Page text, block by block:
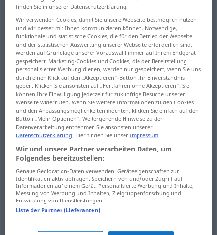
Übersicht aller Übersetzungen
(Für mehr Details die Übersetzung anklicken/antippen)
élargir, étendre, agrandir, enrichir, dilater
élargir erweitern
étendre erweiterna. Gebiet
agrandir erweitern Geschäft
enrichir erweitern Kenntnisse
dilater erweitern PHYS MED
finden Sie in unserer Datenschutzerklärung.
Wir verwenden Cookies, damit Sie unsere Webseite bestmöglich nutzen
und wir besser mit Ihnen kommunizieren können. Notwendige,
funktionale und statistische Cookies, die für den Betrieb der Webseite
und der statistischen Auswertung unserer Webseite erforderlich sind,
werden auf Grundlage unserer Vorauswahl immer auf Ihrem Endgerät
gespeichert. Marketing-Cookies und Cookies, die der Bereitstellung
personalisierter Werbung dienen, werden nur gespeichert, wenn Sie uns
durch einen Klick auf den „Akzeptieren“-Button Ihr Einverständnis
geben. Klicken Sie ansonsten auf „Fortfahren ohne Akzeptieren“. Sie
können Ihre Einwilligung jederzeit für zukünftige Besuche unserer
Webseite widerrufen. Wenn Sie weitere Informationen zu den Cookies
und den Anpassungsmöglichkeiten möchten, klicken Sie einfach auf den
Button „Mehr Optionen“. Weitergehende Hinweise zu der
Datenverarbeitung entnehmen Sie ansonsten unserer
Datenschutzerklärung. Hier finden Sie unserImpressum.
Wir und unsere Partner verarbeiten Daten, um
Folgendes bereitzustellen:
Genaue Geolocation-Daten verwenden. Geräteeigenschaften zur
Identifikation aktiv abfragen. Speichern von und/oder Zugriff auf
Informationen auf einem Gerät. Personalisierte Werbung und Inhalte,
Messung von Werbung und Inhalten, Zielgruppenforschung und
Entwicklung von Dienstleistungen.
Liste der Partner (Lieferanten)